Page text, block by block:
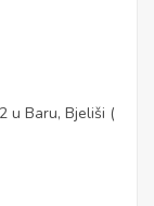
u Baru, Bjeliši (